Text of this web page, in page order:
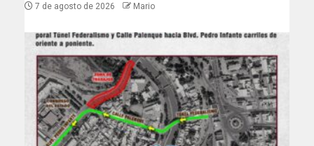
7 de agosto de 2026 Mario